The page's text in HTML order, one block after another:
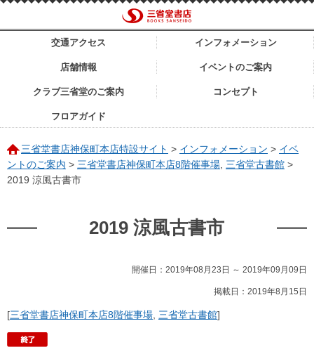
交通アクセス インフォメーション
店舗情報 イベントのご案内
クラブ三省堂のご案内 コンセプト
フロアガイド
三省堂書店神保町本店特設サイト > インフォメーション > イベ
ントのご案内 > 三省堂書店神保町本店8階催事場, 三省堂古書館 >
2019 涼風古書市
2019 涼風古書市
開催日：2019年08月23日 ～ 2019年09月09日
掲載日：2019年8月15日
[三省堂書店神保町本店8階催事場, 三省堂古書館]